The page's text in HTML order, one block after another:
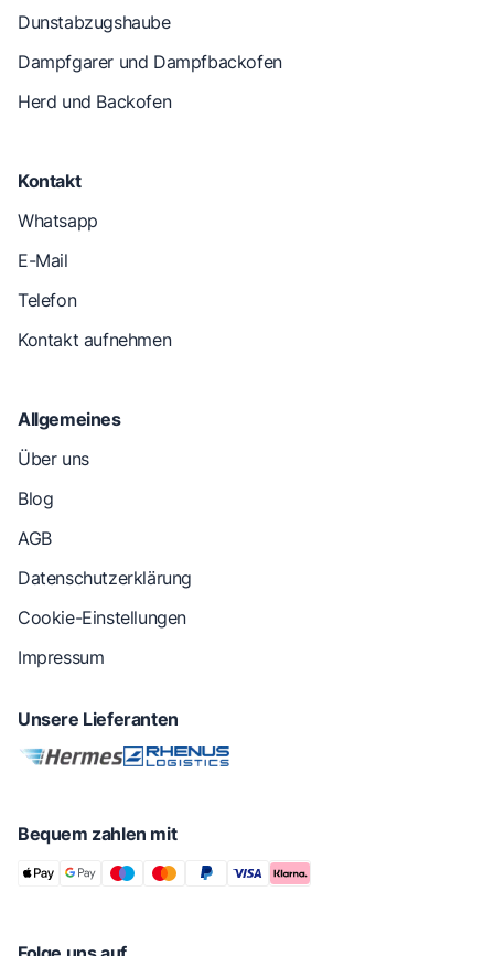
Dunstabzugshaube
Dampfgarer und Dampfbackofen
Herd und Backofen
Kontakt
Whatsapp
E-Mail
Telefon
Kontakt aufnehmen
Allgemeines
Über uns
Blog
AGB
Datenschutzerklärung
Cookie-Einstellungen
Impressum
Unsere Lieferanten
Bequem zahlen mit